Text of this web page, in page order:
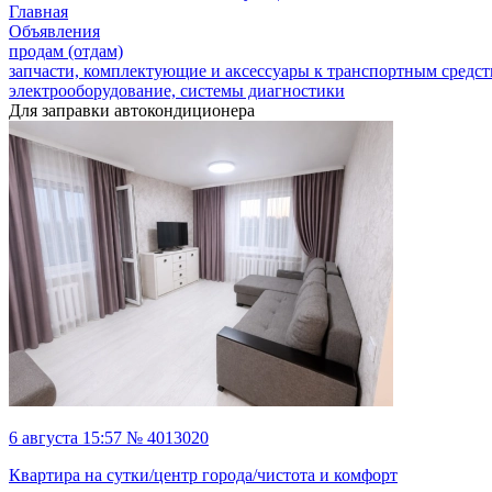
Главная
Объявления
продам (отдам)
запчасти, комплектующие и аксессуары к транспортным
электрооборудование, системы диагностики
Для заправки автокондиционера
6 августа 15:57 № 4013020
Квартира на сутки/центр города/чистота и комфорт